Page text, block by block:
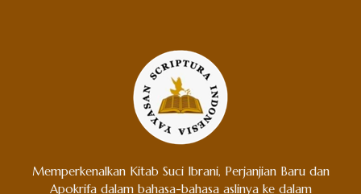
Memperkenalkan Kitab Suci Ibrani, Perjanjian Baru dan
Apokrifa dalam bahasa-bahasa aslinya ke dalam